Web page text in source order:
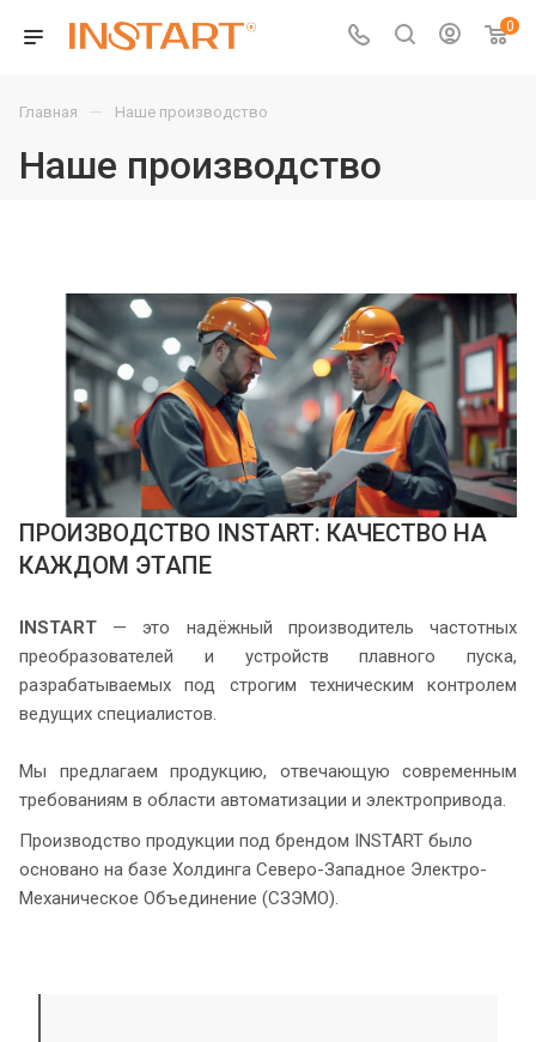
0
Главная — Наше производство
Наше производство
ПРОИЗВОДСТВО INSTART: КАЧЕСТВО НА
КАЖДОМ ЭТАПЕ
INSTART — это надёжный производитель частотных
преобразователей и устройств плавного пуска,
разрабатываемых под строгим техническим контролем
ведущих специалистов.
Мы предлагаем продукцию, отвечающую современным
требованиям в области автоматизации и электропривода.
Производство продукции под брендом INSTART было
основано на базе Холдинга Северо-Западное Электро-
Механическое Объединение (СЗЭМО).